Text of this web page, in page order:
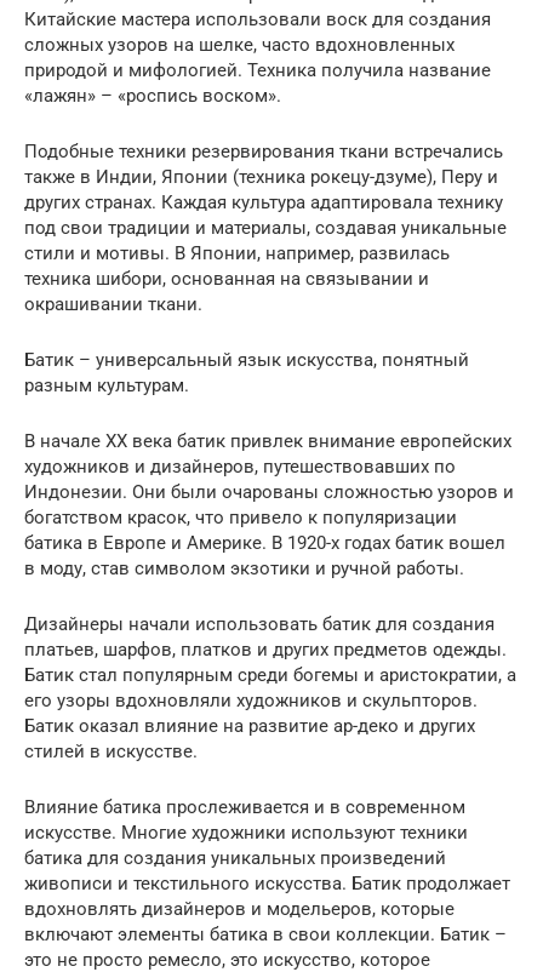
Китайские мастера использовали воск для создания
сложных узоров на шелке, часто вдохновленных
природой и мифологией. Техника получила название
«лажян» – «роспись воском».
Подобные техники резервирования ткани встречались
также в Индии, Японии (техника рокецу-дзуме), Перу и
других странах. Каждая культура адаптировала технику
под свои традиции и материалы, создавая уникальные
стили и мотивы. В Японии, например, развилась
техника шибори, основанная на связывании и
окрашивании ткани.
Батик – универсальный язык искусства, понятный
разным культурам.
В начале XX века батик привлек внимание европейских
художников и дизайнеров, путешествовавших по
Индонезии. Они были очарованы сложностью узоров и
богатством красок, что привело к популяризации
батика в Европе и Америке. В 1920-х годах батик вошел
в моду, став символом экзотики и ручной работы.
Дизайнеры начали использовать батик для создания
платьев, шарфов, платков и других предметов одежды.
Батик стал популярным среди богемы и аристократии, а
его узоры вдохновляли художников и скульпторов.
Батик оказал влияние на развитие ар-деко и других
стилей в искусстве.
Влияние батика прослеживается и в современном
искусстве. Многие художники используют техники
батика для создания уникальных произведений
живописи и текстильного искусства. Батик продолжает
вдохновлять дизайнеров и модельеров, которые
включают элементы батика в свои коллекции. Батик –
это не просто ремесло, это искусство, которое